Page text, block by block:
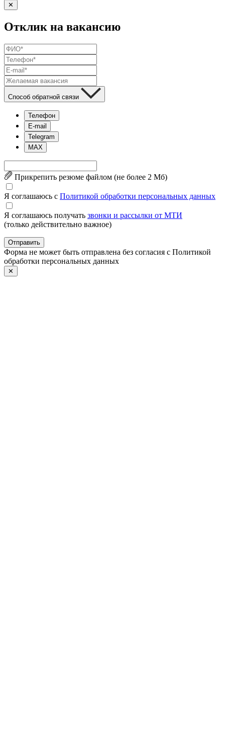
✕
Отклик на вакансию
Способ обратной связи
Телефон
E-mail
Telegram
MAX
Прикрепить резюме файлом (не более 2 Mб)
Я соглашаюсь с Политикой обработки персональных данных
Я соглашаюсь получать звонки и рассылки от МТИ
(только действительно важное)
Отправить
Форма не может быть отправлена без согласия с Политикой
обработки персональных данных
✕